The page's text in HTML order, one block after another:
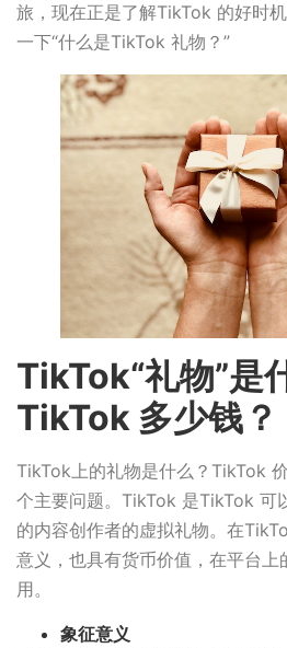
旅，现在正是了解TikTok 的好时
一下“什么是TikTok 礼物？”
TikTok“礼物”是
TikTok 多少钱？
TikTok上的礼物是什么？TikTok
个主要问题。TikTok 是TikTok 可
的内容创作者的虚拟礼物。在
意义，也具有货币价值，在平台上
用。
象征意义